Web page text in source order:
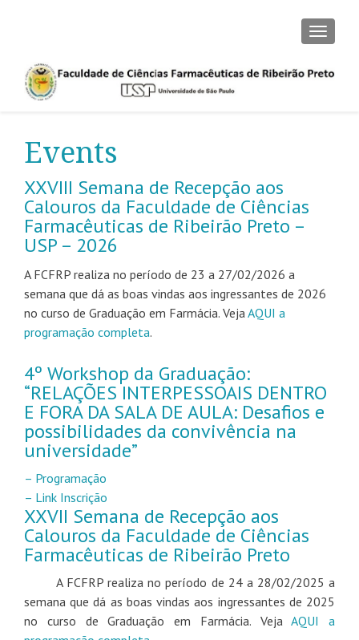
Events
XXVIII Semana de Recepção aos
Calouros da Faculdade de Ciências
Farmacêuticas de Ribeirão Preto –
USP – 2026
A FCFRP realiza no período de 23 a 27/02/2026 a
semana que dá as boas vindas aos ingressantes de 2026
no curso de Graduação em Farmácia. VejaAQUI a
programação completa.
4º Workshop da Graduação:
“RELAÇÕES INTERPESSOAIS DENTRO
E FORA DA SALA DE AULA: Desafios e
possibilidades da convivência na
universidade”
– Programação
– Link Inscrição
XXVII Semana de Recepção aos
Calouros da Faculdade de Ciências
Farmacêuticas de Ribeirão Preto
A FCFRP realiza no período de 24 a 28/02/2025 a
semana que dá as boas vindas aos ingressantes de 2025
no curso de Graduação em Farmácia. VejaAQUI a